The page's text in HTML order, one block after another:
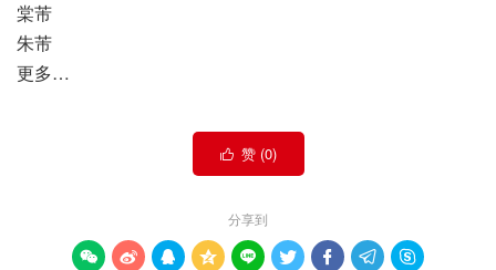
棠芾
朱芾
更多…
 赞 (0)
分享到
        